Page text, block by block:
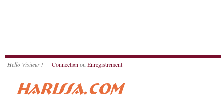
Hello Visiteur ! Connection ou Enregistrement